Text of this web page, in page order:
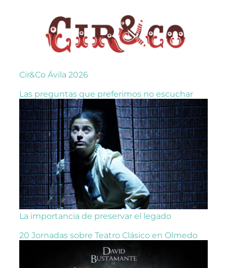
Cir&Co Ávila 2026
Las preguntas que preferimos no escuchar
La importancia de preservar el legado
20 Jornadas sobre Teatro Clásico en Olmedo